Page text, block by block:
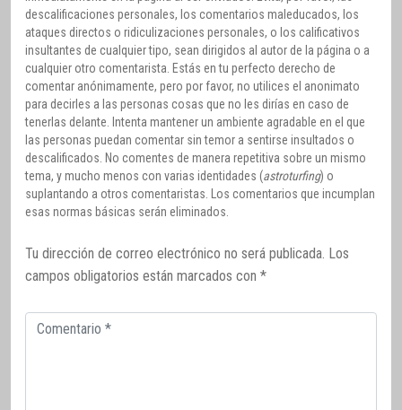
descalificaciones personales, los comentarios maleducados, los
ataques directos o ridiculizaciones personales, o los calificativos
insultantes de cualquier tipo, sean dirigidos al autor de la página o a
cualquier otro comentarista. Estás en tu perfecto derecho de
comentar anónimamente, pero por favor, no utilices el anonimato
para decirles a las personas cosas que no les dirías en caso de
tenerlas delante. Intenta mantener un ambiente agradable en el que
las personas puedan comentar sin temor a sentirse insultados o
descalificados. No comentes de manera repetitiva sobre un mismo
tema, y mucho menos con varias identidades (astroturfing) o
suplantando a otros comentaristas. Los comentarios que incumplan
esas normas básicas serán eliminados.
Tu dirección de correo electrónico no será publicada. Los
campos obligatorios están marcados con *
Comentario